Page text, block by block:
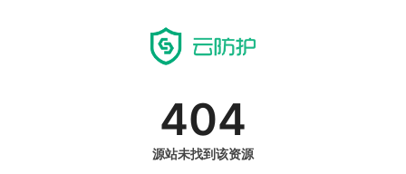
404
源站未找到该资源